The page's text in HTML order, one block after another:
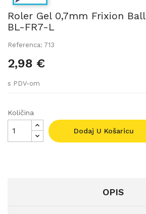
Roler Gel 0,7mm Frixion
BL-FR7-L
Referenca: 713
2,98 €
s PDV-om
Količina
Dodaj U Košaricu
OPIS